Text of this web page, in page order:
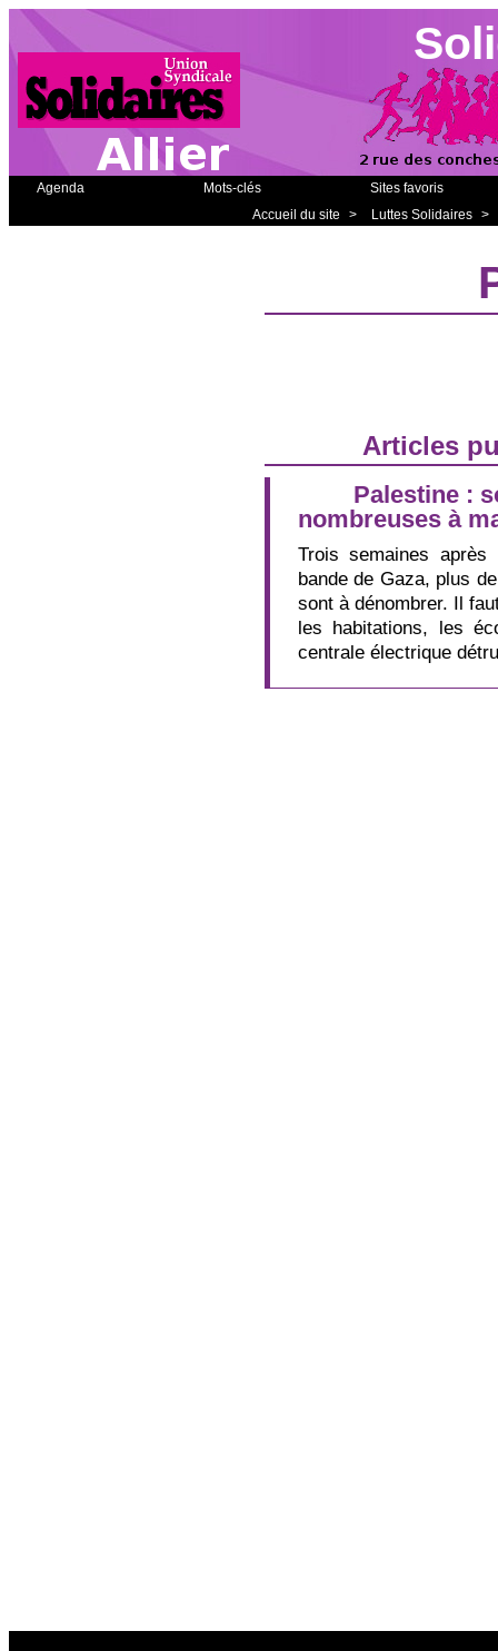
Agenda Mots-clés
Sites favoris
Accueil du site
> Luttes Solidaires >
Articles
Palestine :
nombreuses à
Trois semaines après
bande de Gaza, plus
sont à dénombrer. Il
les habitations, les
centrale électrique